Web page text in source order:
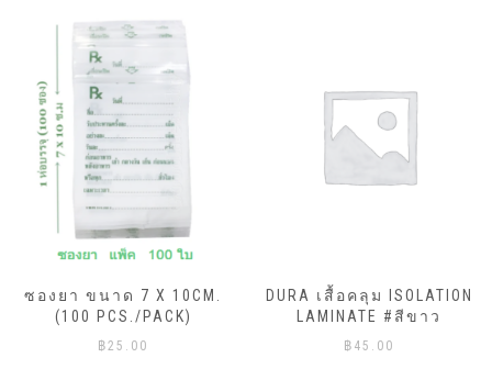
ซองยา ขนาด 7 X 10CM.
(100 PCS./PACK)
฿25.00
DURA เสื้อคลุม ISOLATION
LAMINATE #สีขาว
฿ 45.00